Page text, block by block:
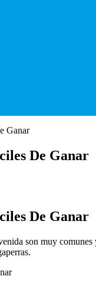
Ganar
De Ganar
De Ganar
son muy